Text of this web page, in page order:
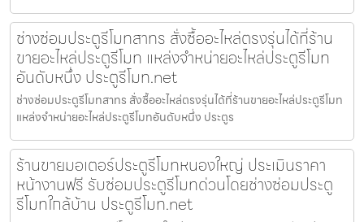
ช่างซ่อมประตูรีโมทสาทร สั่งซื้ออะไหล่ตรงรุ่นได้ที่ร้าน
ขายอะไหล่ประตูรีโมท แหล่งจำหน่ายอะไหล่ประตูรีโมท
อันดับหนึ่ง ประตูรีโมท.net
ช่างซ่อมประตูรีโมทสาทร สั่งซื้ออะไหล่ตรงรุ่นได้ที่ร้านขายอะไหล่ประตูรีโมท
แหล่งจำหน่ายอะไหล่ประตูรีโมทอันดับหนึ่ง ประตูร
ร้านขายมอเตอร์ประตูรีโมทหนองใหญ่ ประเมินราคา
หน้างานฟรี รับซ่อมประตูรีโมทด่วนโดยช่างซ่อมประตู
รีโมทใกล้บ้าน ประตูรีโมท.net